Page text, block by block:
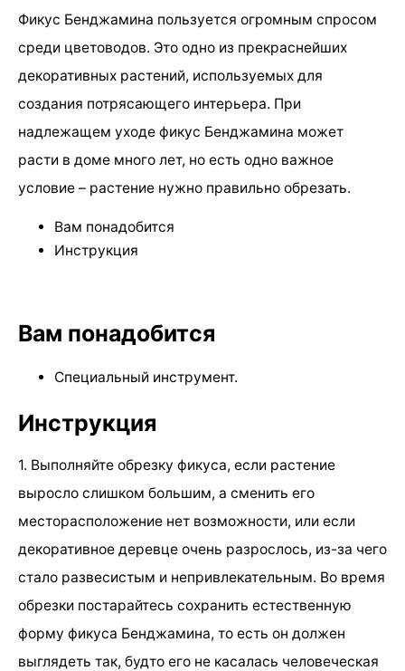
Фикус Бенджамина пользуется огромным спросом
среди цветоводов. Это одно из прекраснейших
декоративных растений, используемых для
создания потрясающего интерьера. При
надлежащем уходе фикус Бенджамина может
расти в доме много лет, но есть одно важное
условие – растение нужно правильно обрезать.
Вам понадобится
Инструкция
Вам понадобится
Специальный инструмент.
Инструкция
1. Выполняйте обрезку фикуса, если растение
выросло слишком большим, а сменить его
месторасположение нет возможности, или если
декоративное деревце очень разрослось, из-за чего
стало развесистым и непривлекательным. Во время
обрезки постарайтесь сохранить естественную
форму фикуса Бенджамина, то есть он должен
выглядеть так, будто его не касалась человеческая